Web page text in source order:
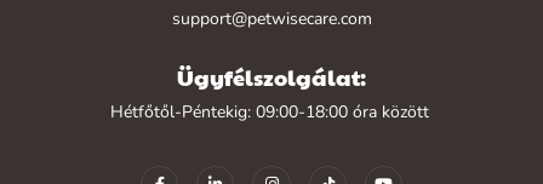
support@petwisecare.com
Ügyfélszolgálat:
Hétfőtől-Péntekig: 09:00-18:00 óra között